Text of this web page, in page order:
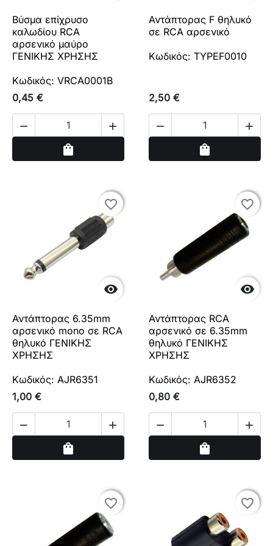
Βύσμα επίχρυσο
καλωδίου RCA
αρσενικό μαύρο
ΓΕΝΙΚΗΣ ΧΡΗΣΗΣ
Κωδικός: VRCA0001B
0,45 €
 
shopping_bag
Αντάπτορας F θηλυκό
σε RCA αρσενικό
Κωδικός: TYPEF0010
2,50 €
 
shopping_bag

favorite_border
favorite_border
Αντάπτορας 6.35mm
αρσενικό mono σε RCA
θηλυκό ΓΕΝΙΚΗΣ
ΧΡΗΣΗΣ
Κωδικός: AJR6351
1,00 €
 
shopping_bag

favorite_border
favorite_border
Αντάπτορας RCA
αρσενικό σε 6.35mm
θηλυκό ΓΕΝΙΚΗΣ
ΧΡΗΣΗΣ
Κωδικός: AJR6352
0,80 €
 
shopping_bag
favorite_border
favorite_border favorite_border
favorite_border